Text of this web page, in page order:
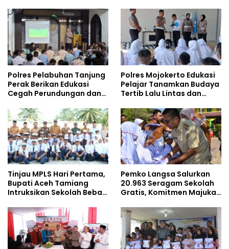
Kalangan Remaja
Doktoral Internasional
Polres Pelabuhan Tanjung
Perak Berikan Edukasi
Cegah Perundungan dan
kepada Pelajar MPLS
Polres Mojokerto Edukasi
Pelajar Tanamkan Budaya
Tertib Lalu Lintas dan
Tinjau MPLS Hari Pertama,
Bupati Aceh Tamiang
Intruksikan Sekolah Bebas
Pemko Langsa Salurkan
20.963 Seragam Sekolah
Gratis, Komitmen Majukan